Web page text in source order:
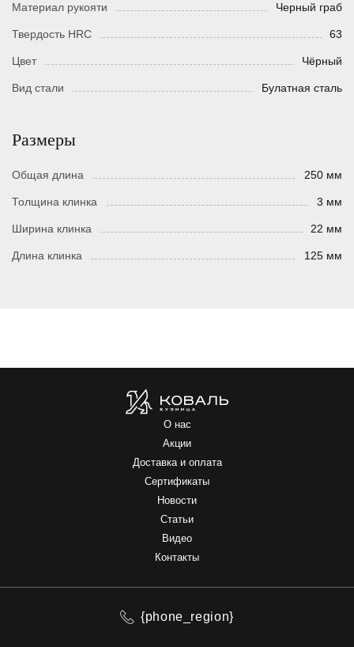
Материал рукояти Черный граб
Твердость HRC 63
Цвет Чёрный
Вид стали Булатная сталь
Размеры
Общая длина 250 мм
Толщина клинка 3 мм
Ширина клинка 22 мм
Длина клинка 125 мм
О нас
Акции
Доставка и оплата
Сертификаты
Новости
Статьи
Видео
Контакты
{phone_region}